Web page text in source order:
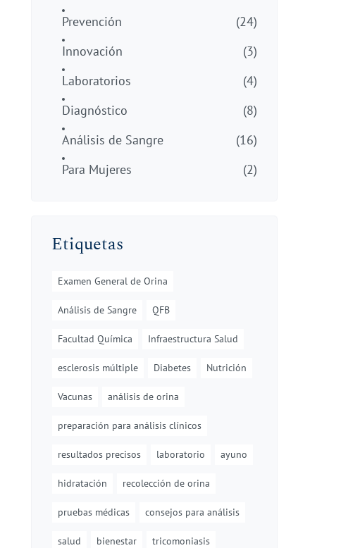
Prevención
(24)
Innovación
(3)
Laboratorios
(4)
Diagnóstico
(8)
Análisis de Sangre
(16)
Para Mujeres
(2)
Etiquetas
Examen General de Orina
Análisis de Sangre QFB
Facultad Química Infraestructura Salud
esclerosis múltiple Diabetes Nutrición
Vacunas análisis de orina
preparación para análisis clínicos
resultados precisos laboratorio ayuno
hidratación recolección de orina
pruebas médicas consejos para análisis
salud bienestar tricomoniasis